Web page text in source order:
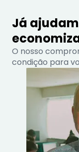
Já
O nosso
condição para